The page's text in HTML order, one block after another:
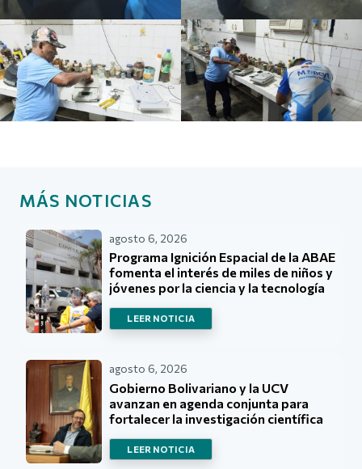
MÁS NOTICIAS
agosto 6, 2026
Programa Ignición Espacial de la ABAE
fomenta el interés de miles de niños y
jóvenes por la ciencia y la tecnología
LEER NOTICIA
agosto 6, 2026
Gobierno Bolivariano y la UCV
avanzan en agenda conjunta para
fortalecer la investigación científica
LEER NOTICIA